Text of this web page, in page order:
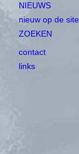
NIEUWS
nieuw op de site
ZOEKEN
contact
links